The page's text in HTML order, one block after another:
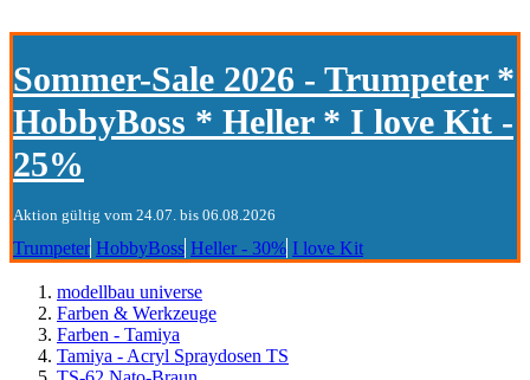
Sommer-Sale 2026 - Trumpeter *
HobbyBoss * Heller * I love Kit -
25%
Aktion gültig vom 24.07. bis 06.08.2026
Trumpeter HobbyBoss Heller - 30% I love Kit
modellbau universe
Farben & Werkzeuge
Farben - Tamiya
Tamiya - Acryl Spraydosen TS